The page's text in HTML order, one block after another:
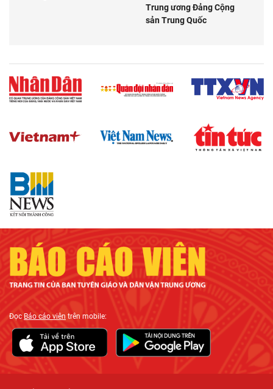
Trung ương Đảng Cộng
sản Trung Quốc
ĐọcBáo cáo viên trên mobile: